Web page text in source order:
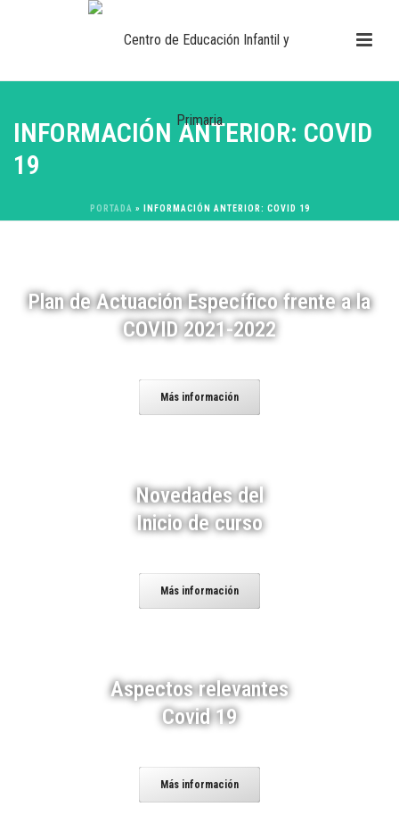
INFORMACIÓN ANTERIOR: COVID
19
PORTADA » INFORMACIÓN ANTERIOR: COVID 19
Plan de Actuación Específico frente a la
COVID 2021-2022
Más información
Novedades del
Inicio de curso
Más información
Aspectos relevantes
Covid 19
Más información